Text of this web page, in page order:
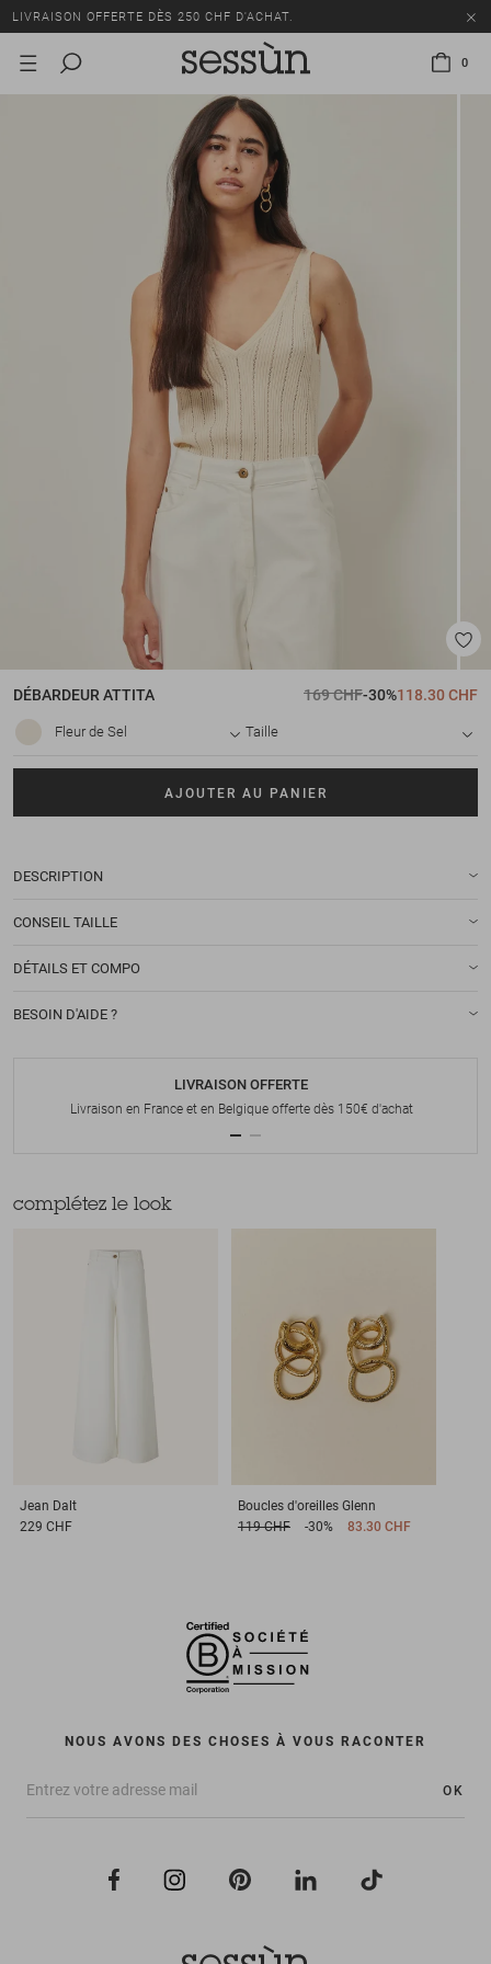
LIVRAISON OFFERTE DÈS 250 CHF D'ACHAT.
TOUS LES PRIX INCLUENT LA TVA ET LES DROITS DE DOUANE.
LIVRAISON OFFERTE DÈS 250 CHF D'ACHAT.
TOUS LES PRIX INCLUENT LA TVA ET LES DROITS DE DOUANE.
0
DÉBARDEURATTITA 169 CHF-30%118.30 CHF
Fleur de Sel Taille
AJOUTER AU PANIER
DESCRIPTION
CONSEIL TAILLE
DÉTAILS ET COMPO
BESOIN D'AIDE ?
LIVRAISON OFFERTE
Livraison en France et en Belgique offerte dès 150€ d'achat
complétez le look
Jean Dalt
229 CHF
Boucles d'oreilles Glenn
119 CHF
-30% 83.30 CHF
NOUS AVONS DES CHOSES À VOUS RACONTER
OK